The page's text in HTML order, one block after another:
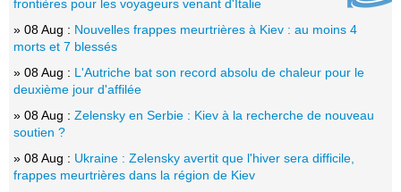
frontières pour les voyageurs venant d'Italie
» 08 Aug : Nouvelles frappes meurtrières à Kiev : au moins 4
morts et 7 blessés
» 08 Aug : L'Autriche bat son record absolu de chaleur pour le
deuxième jour d'affilée
» 08 Aug : Zelensky en Serbie : Kiev à la recherche de nouveau
soutien ?
» 08 Aug : Ukraine : Zelensky avertit que l'hiver sera difficile,
frappes meurtrières dans la région de Kiev